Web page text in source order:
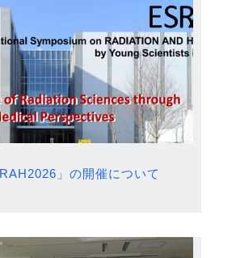
」の開催について